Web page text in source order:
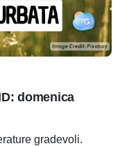
domenica
gradevoli.